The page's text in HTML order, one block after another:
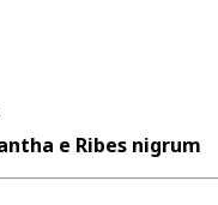
e Ribes nigrum